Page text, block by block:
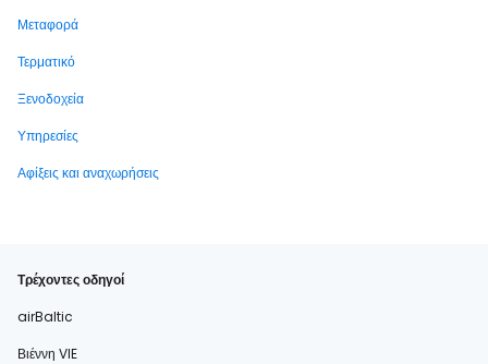
Μεταφορά
Τερματικό
Ξενοδοχεία
Υπηρεσίες
Αφίξεις και αναχωρήσεις
Τρέχοντες οδηγοί
airBaltic
Βιέννη VIE